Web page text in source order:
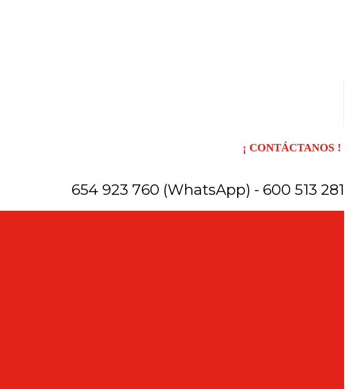
¡ CONTÁCTANOS !
654 923 760 (WhatsApp) - 600 513 281